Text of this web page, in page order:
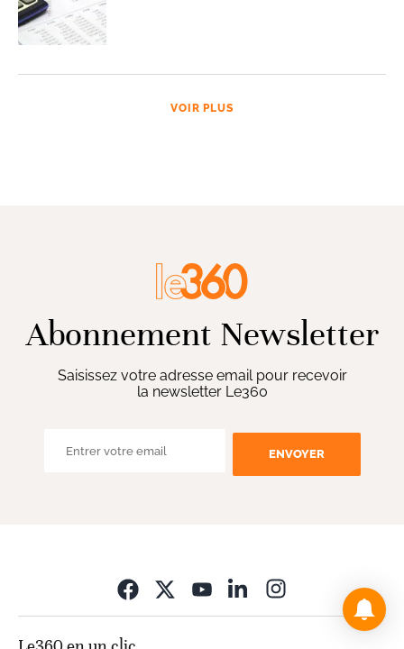
VOIR PLUS
Abonnement Newsletter
Saisissez votre adresse email pour recevoir
la newsletter Le360
ENVOYER
Opens in new